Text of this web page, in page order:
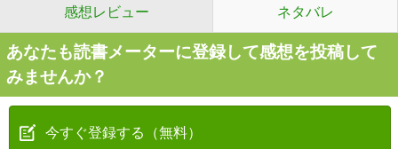
感想レビュー ネタバレ
あなたも読書メーターに登録して感想を投稿して
みませんか？
今すぐ登録する（無料）